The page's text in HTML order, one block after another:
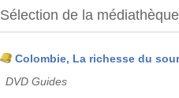
Sélection de la médiathèque
Colombie, La richesse du
DVD Guides